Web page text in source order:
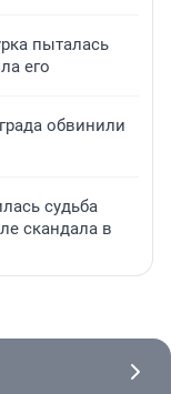
пыталась
его
обвинили
судьба
скандала в